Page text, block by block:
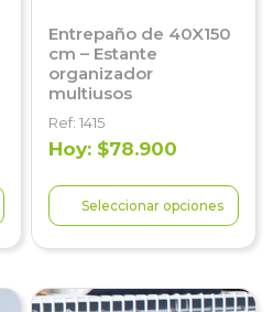
Entrepaño de 40X150
cm – Estante
organizador
multiusos
Ref: 1415
Hoy: $78.900
Seleccionar opciones